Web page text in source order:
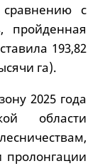
с
пройденная
193,82
га).
2025 года
области
пролонгации